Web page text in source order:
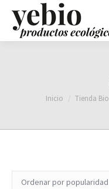
Estás aquí:
Inicio Tienda Bio